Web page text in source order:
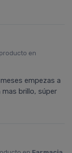
en
empezas a
brillo, súper